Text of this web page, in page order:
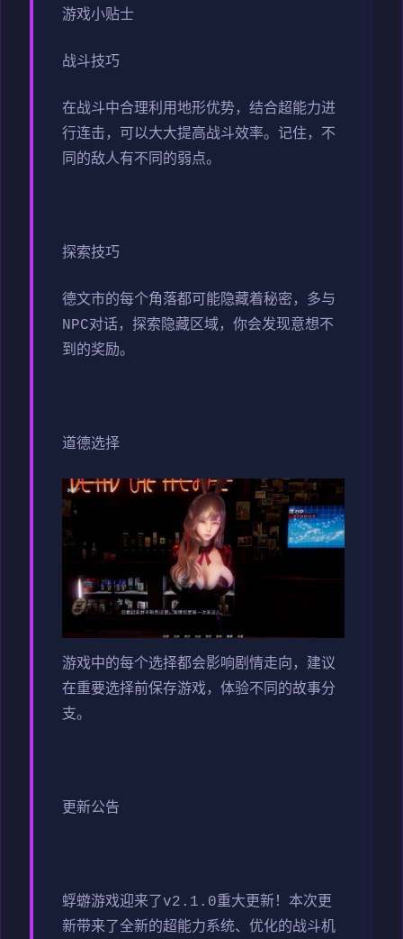
游戏小贴士
战斗技巧
在战斗中合理利用地形优势，结合超能力进
行连击，可以大大提高战斗效率。记住，不
同的敌人有不同的弱点。
探索技巧
德文市的每个角落都可能隐藏着秘密，多与
NPC对话，探索隐藏区域，你会发现意想不
到的奖励。
道德选择
游戏中的每个选择都会影响剧情走向，建议
在重要选择前保存游戏，体验不同的故事分
支。
更新公告
蜉蝣游戏迎来了v2.1.0重大更新！本次更
新带来了全新的超能力系统、优化的战斗机